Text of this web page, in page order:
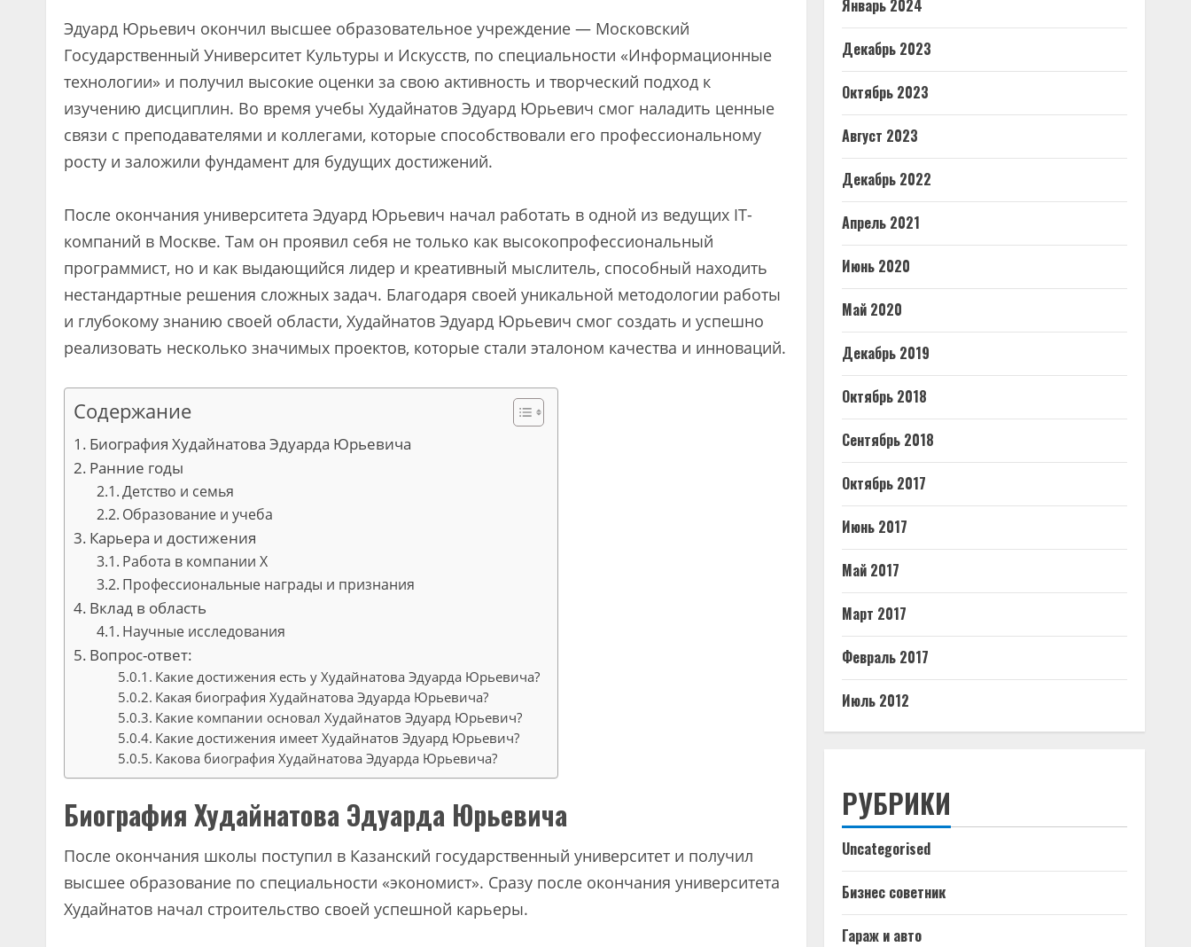
Эдуард Юрьевич окончил высшее образовательное учреждение — Московский
Государственный Университет Культуры и Искусств, по специальности «Информационные
технологии» и получил высокие оценки за свою активность и творческий подход к
изучению дисциплин. Во время учебы Худайнатов Эдуард Юрьевич смог наладить ценные
связи с преподавателями и коллегами, которые способствовали его профессиональному
росту и заложили фундамент для будущих достижений.
После окончания университета Эдуард Юрьевич начал работать в одной из ведущих IT-
компаний в Москве. Там он проявил себя не только как высокопрофессиональный
программист, но и как выдающийся лидер и креативный мыслитель, способный находить
нестандартные решения сложных задач. Благодаря своей уникальной методологии работы
и глубокому знанию своей области, Худайнатов Эдуард Юрьевич смог создать и успешно
реализовать несколько значимых проектов, которые стали эталоном качества и инноваций.
Содержание
Биография Худайнатова Эдуарда Юрьевича
Ранние годы
Детство и семья
Образование и учеба
Карьера и достижения
Работа в компании X
Профессиональные награды и признания
Вклад в область
Научные исследования
Вопрос-ответ:
Какие достижения есть у Худайнатова Эдуарда Юрьевича?
Какая биография Худайнатова Эдуарда Юрьевича?
Какие компании основал Худайнатов Эдуард Юрьевич?
Какие достижения имеет Худайнатов Эдуард Юрьевич?
Какова биография Худайнатова Эдуарда Юрьевича?
Биография Худайнатова Эдуарда Юрьевича
После окончания школы поступил в Казанский государственный университет и получил
высшее образование по специальности «экономист». Сразу после окончания университета
Худайнатов начал строительство своей успешной карьеры.
Январь 2024
Декабрь 2023
Октябрь 2023
Август 2023
Декабрь 2022
Апрель 2021
Июнь 2020
Май 2020
Декабрь 2019
Октябрь 2018
Сентябрь 2018
Октябрь 2017
Июнь 2017
Май 2017
Март 2017
Февраль 2017
Июль 2012
РУБРИКИ
Uncategorised
Бизнес советник
Гараж и авто